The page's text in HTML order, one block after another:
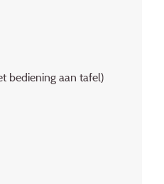
bediening aan tafel)